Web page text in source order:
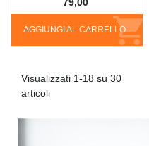
AGGIUNGI AL CARRELLO
79,00
Visualizzati 1-18 su 30
articoli